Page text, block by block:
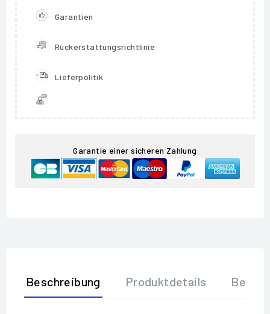
Garantien
Rückerstattungsrichtlinie
Lieferpolitik
Garantie einer sicheren Zahlung
Beschreibung Produktdetails